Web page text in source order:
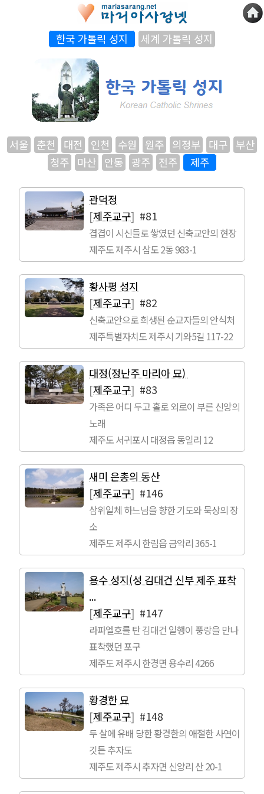
한국 가톨릭 성지 세계 가톨릭 성지
서울 춘천 대전 인천 수원 원주 의정부 대구 부산
청주 마산 안동 광주 전주 제주
관덕정
[제주교구] #81
겹겹이 시신들로 쌓였던 신축교안의 현장
제주도 제주시 삼도 2동 983-1
황사평 성지
[제주교구] #82
신축교안으로 희생된 순교자들의 안식처
제주특별자치도 제주시 기와5길 117-22
대정(정난주 마리아 묘)
[제주교구] #83
가족은 어디 두고 홀로 외로이 부른 신앙의
노래
제주도 서귀포시 대정읍 동일리 12
새미 은총의 동산
[제주교구] #146
삼위일체 하느님을 향한 기도와 묵상의 장
소
제주도 제주시 한림읍 금악리 365-1
용수 성지(성 김대건 신부 제주 표착
...
[제주교구] #147
라파엘호를 탄 김대건 일행이 풍랑을 만나
표착했던 포구
제주도 제주시 한경면 용수리 4266
황경한 묘
[제주교구] #148
두 살에 유배 당한 황경한의 애절한 사연이
깃든 추자도
제주도 제주시 추자면 신양리 산 20-1